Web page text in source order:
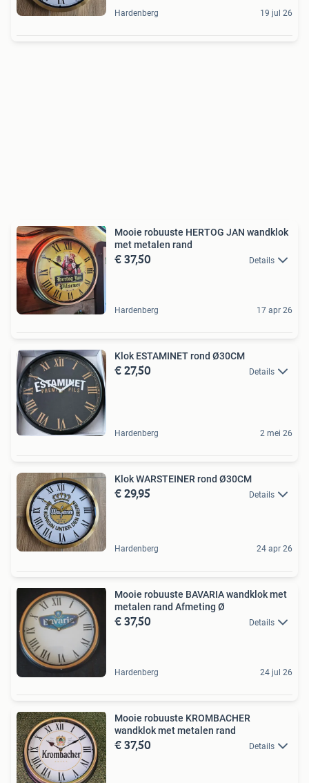
Hardenberg 19 jul 26
Mooie robuuste HERTOG JAN wandklok
met metalen rand
€ 37,50 Details
Hardenberg 17 apr 26
Klok ESTAMINET rond Ø30CM
€ 27,50 Details
Hardenberg 2 mei 26
Klok WARSTEINER rond Ø30CM
€ 29,95 Details
Hardenberg 24 apr 26
Mooie robuuste BAVARIA wandklok met
metalen rand Afmeting Ø
€ 37,50 Details
Hardenberg 24 jul 26
Mooie robuuste KROMBACHER
wandklok met metalen rand
€ 37,50 Details